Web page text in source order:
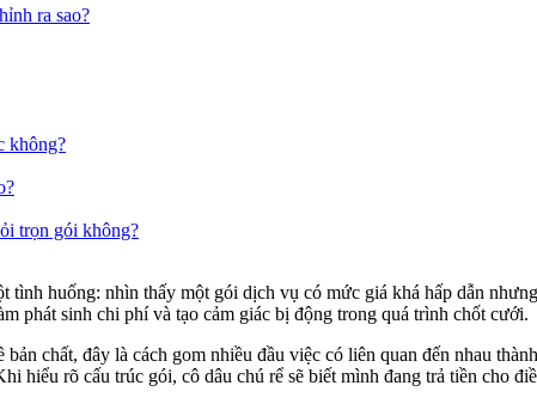
ra sao?
không?
trọn gói không?
huống: nhìn thấy một gói dịch vụ có mức giá khá hấp dẫn
phát sinh chi phí và tạo cảm giác bị động trong quá trình chốt cưới.
chất, đây là cách gom nhiều đầu việc có liên quan đến nhau
hiểu rõ cấu trúc gói, cô dâu chú rể sẽ biết mình đang trả tiền cho